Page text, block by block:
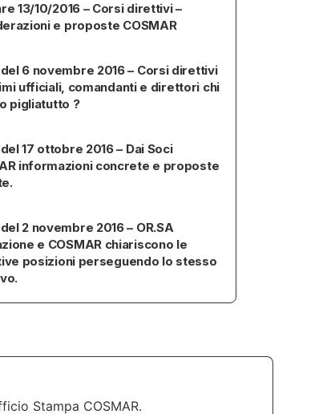
13/10/2016 – Corsi direttivi –
e proposte COSMAR
del 6 novembre 2016 – Corsi direttivi
ufficiali, comandanti e direttori chi
pigliatutto ?
del 17 ottobre 2016 – Dai Soci
informazioni concrete e proposte
del 2 novembre 2016 – OR.SA
e COSMAR chiariscono le
posizioni perseguendo lo stesso
Stampa COSMAR.